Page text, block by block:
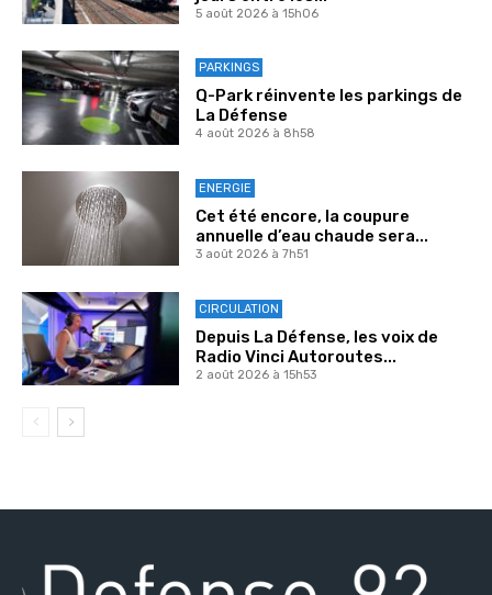
5 août 2026 à 15h06
PARKINGS
Q-Park réinvente les parkings de
La Défense
4 août 2026 à 8h58
ENERGIE
Cet été encore, la coupure
annuelle d’eau chaude sera...
3 août 2026 à 7h51
CIRCULATION
Depuis La Défense, les voix de
Radio Vinci Autoroutes...
2 août 2026 à 15h53